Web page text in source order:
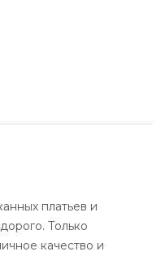
платьев и
Только
качество и